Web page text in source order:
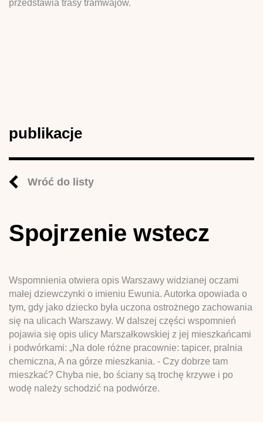
przedstawia trasy tramwajów.
publikacje
Wróć do listy
Spojrzenie wstecz
Wspomnienia otwiera opis Warszawy widzianej oczami
małej dziewczynki o imieniu Ewunia. Autorka opowiada o
tym, gdy jako dziecko była uczona ostrożnego zachowania
się na ulicach Warszawy. W dalszej części wspomnień
pojawia się opis ulicy Marszałkowskiej z jej mieszkańcami
i podwórkami: „Na dole różne pracownie: tapicer, pralnia
chemiczna, A na górze mieszkania. - Czy dobrze tam
mieszkać? Chyba nie, bo ściany są trochę krzywe i po
wodę należy schodzić na podwórze.